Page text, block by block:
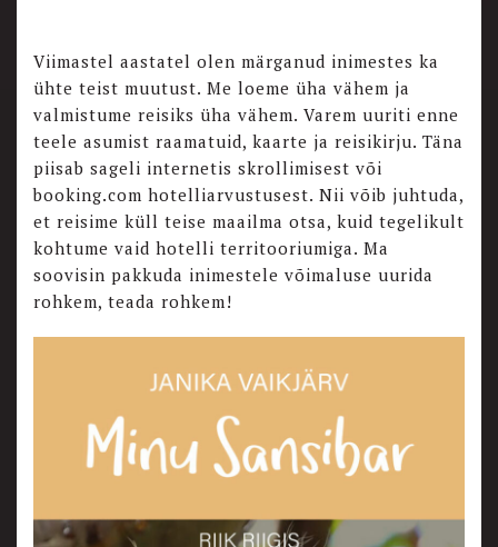
Viimastel aastatel olen märganud inimestes ka
ühte teist muutust. Me loeme üha vähem ja
valmistume reisiks üha vähem. Varem uuriti enne
teele asumist raamatuid, kaarte ja reisikirju. Täna
piisab sageli internetis skrollimisest või
booking.com hotelliarvustusest. Nii võib juhtuda,
et reisime küll teise maailma otsa, kuid tegelikult
kohtume vaid hotelli territooriumiga. Ma
soovisin pakkuda inimestele võimaluse uurida
rohkem, teada rohkem!